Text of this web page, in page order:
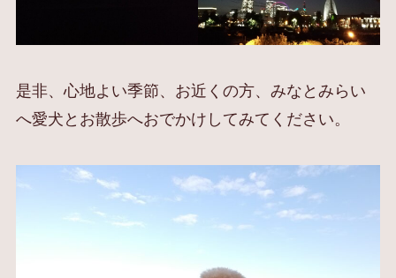
是非、心地よい季節、お近くの方、みなとみらい
へ愛犬とお散歩へおでかけしてみてください。